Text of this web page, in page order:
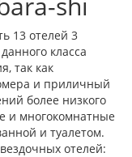
13 отелей 3
класса
так как
и приличный
более низкого
и многокомнатные
и туалетом.
отелей: